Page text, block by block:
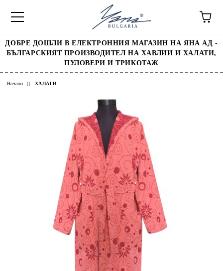
ДОБРЕ ДОШЛИ В ЕЛЕКТРОННИЯ МАГАЗИН НА ЯНА АД -
БЪЛГАРСКИЯТ ПРОИЗВОДИТЕЛ НА ХАВЛИИ И ХАЛАТИ,
ПУЛОВЕРИ И ТРИКОТАЖ
Начало ХАЛАТИ